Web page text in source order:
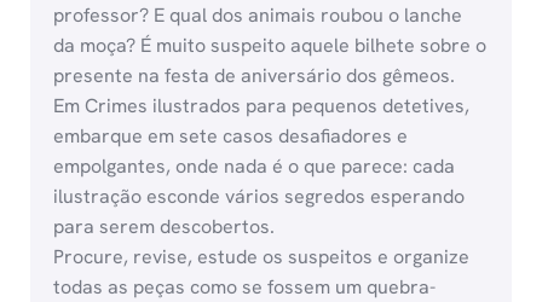
professor? E qual dos animais roubou o lanche
da moça? É muito suspeito aquele bilhete sobre o
presente na festa de aniversário dos gêmeos.
Em Crimes ilustrados para pequenos detetives,
embarque em sete casos desafiadores e
empolgantes, onde nada é o que parece: cada
ilustração esconde vários segredos esperando
para serem descobertos.
Procure, revise, estude os suspeitos e organize
todas as peças como se fossem um quebra-